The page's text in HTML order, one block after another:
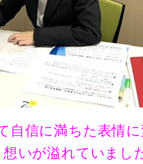
自信に満ちた表情
いが溢れていまし